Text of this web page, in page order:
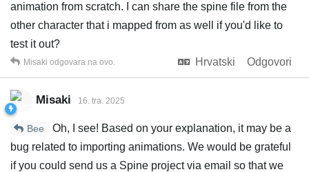
animation from scratch. I can share the spine file from the
other character that i mapped from as well if you'd like to
test it out?
Hrvatski
Odgovori
Misaki odgovara na ovo.
Misaki 16. tra. 2025
Bee
Oh, I see! Based on your explanation, it may be a
bug related to importing animations. We would be grateful
if you could send us a Spine project via email so that we